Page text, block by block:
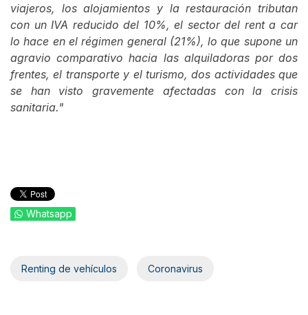
viajeros, los alojamientos y la restauración tributan
con un IVA reducido del 10%, el sector del rent a car
lo hace en el régimen general (21%), lo que supone un
agravio comparativo hacia las alquiladoras por dos
frentes, el transporte y el turismo, dos actividades que
se han visto gravemente afectadas con la crisis
sanitaria."
Whatsapp
Renting de vehículos Coronavirus